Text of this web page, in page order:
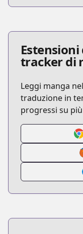
tracker di
Leggi manga
traduzione in
progressi su